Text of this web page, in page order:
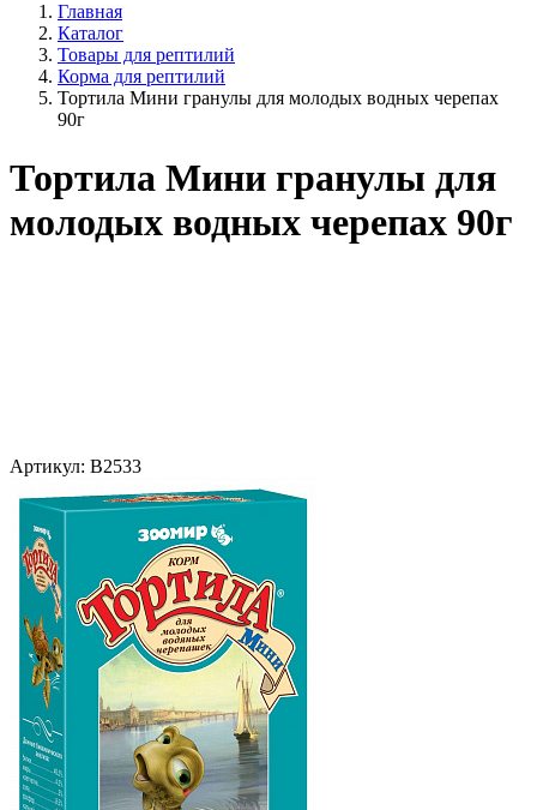
Главная
Каталог
Товары для рептилий
Корма для рептилий
Тортила Мини гранулы для молодых водных черепах
90г
Тортила Мини гранулы для
молодых водных черепах 90г
Артикул: В2533